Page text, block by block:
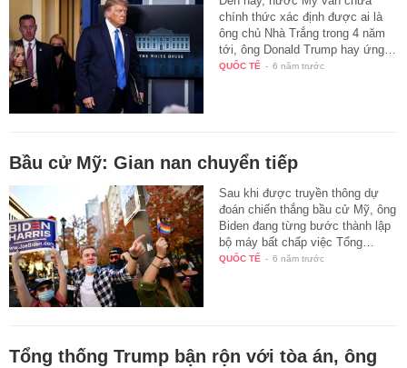
chính thức xác định được ai là
ông chủ Nhà Trắng trong 4 năm
tới, ông Donald Trump hay ứng…
QUỐC TẾ - 6 năm trước
Bầu cử Mỹ: Gian nan chuyển tiếp
Sau khi được truyền thông dự
đoán chiến thắng bầu cử Mỹ, ông
Biden đang từng bước thành lập
bộ máy bất chấp việc Tổng…
QUỐC TẾ - 6 năm trước
Tổng thống Trump bận rộn với tòa án, ông